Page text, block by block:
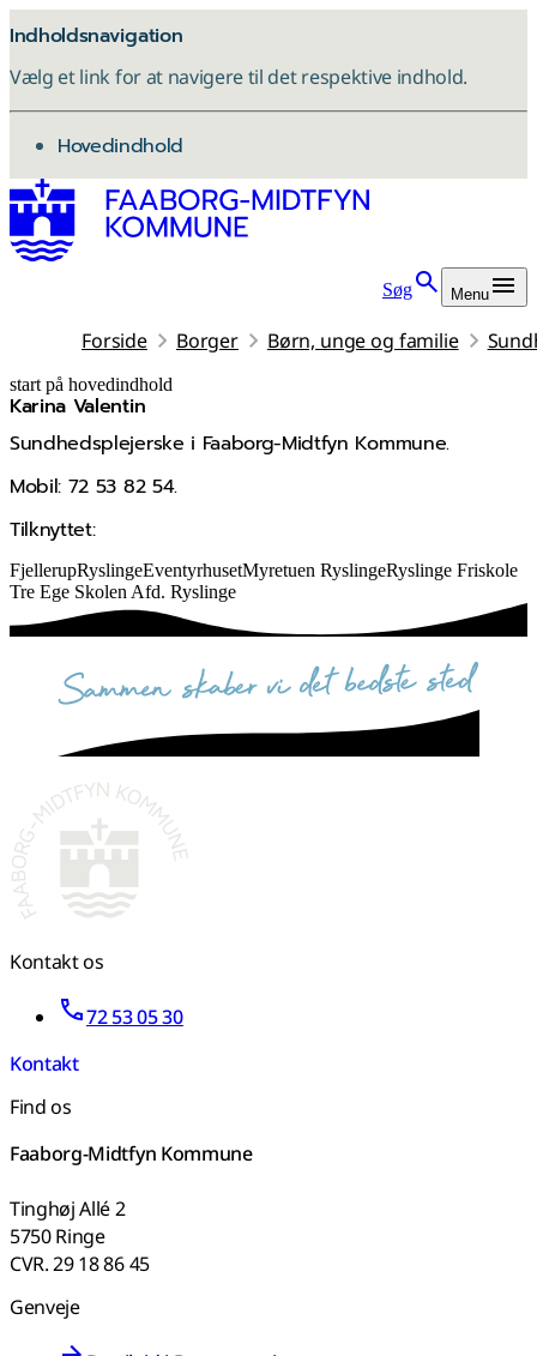
Indholdsnavigation
Vælg et link for at navigere til det respektive indhold.
gå til
Hovedindhold
Søg Menu
Forside Borger Børn, unge og familie
start på hovedindhold
Karina Valentin
Sundhedsplejerske i Faaborg-Midtfyn Kommune.
Mobil: 72 53 82 54.
Tilknyttet:
senest opdateret 4. februar 2026
FjellerupRyslingeEventyrhusetMyretuen RyslingeRyslinge Friskole
Tre Ege Skolen Afd. Ryslinge
sammen skaber vi det bedste sted
Kontakt os
72 53 05 30
Kontakt
Find os
Faaborg-Midtfyn Kommune
Tinghøj Allé 2
5750 Ringe
CVR. 29 18 86 45
Genveje